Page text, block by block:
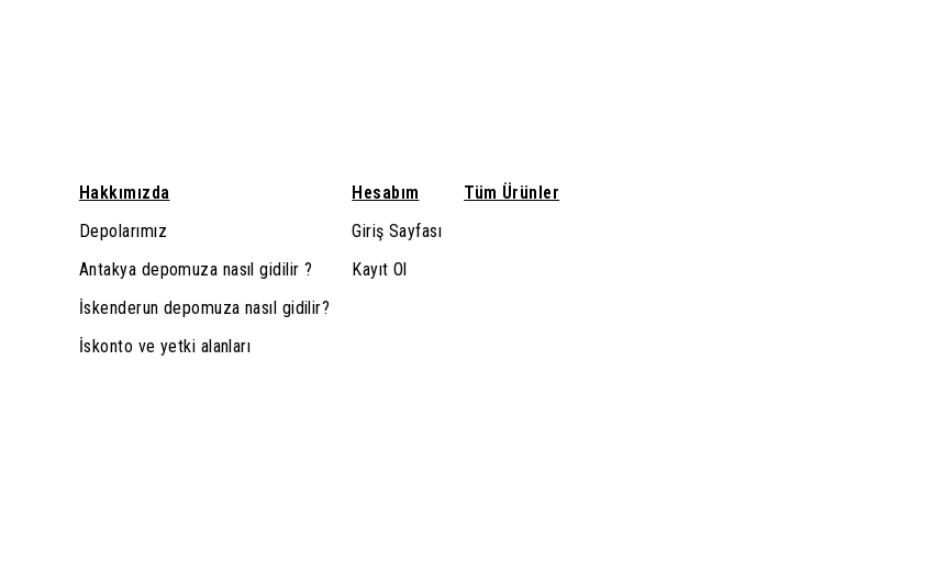
Hakkımızda
Depolarımız
Antakya depomuza nasıl gidilir ?
İskenderun depomuza nasıl gidilir?
İskonto ve yetki alanları
Hesabım
Giriş Sayfası
Kayıt Ol
Tüm Ürünler